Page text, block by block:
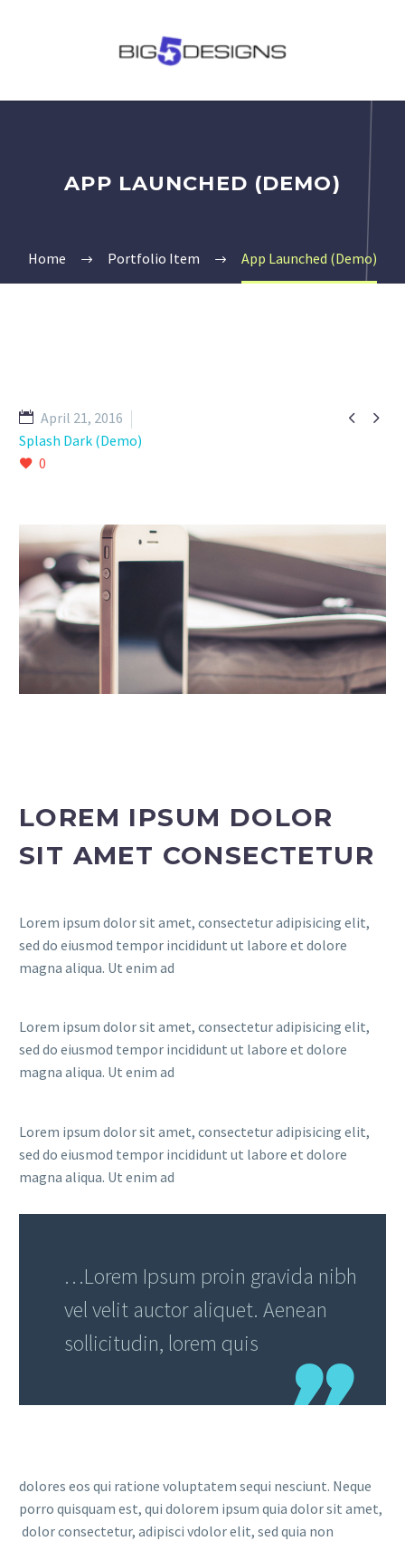
APP LAUNCHED (DEMO)
Home Portfolio Item App Launched (Demo)
 
April 21, 2016
Splash Dark (Demo)
0
LOREM IPSUM DOLOR
SIT AMET CONSECTETUR
Lorem ipsum dolor sit amet, consectetur adipisicing elit,
sed do eiusmod tempor incididunt ut labore et dolore
magna aliqua. Ut enim ad
Lorem ipsum dolor sit amet, consectetur adipisicing elit,
sed do eiusmod tempor incididunt ut labore et dolore
magna aliqua. Ut enim ad
Lorem ipsum dolor sit amet, consectetur adipisicing elit,
sed do eiusmod tempor incididunt ut labore et dolore
magna aliqua. Ut enim ad
…Lorem Ipsum proin gravida nibh
vel velit auctor aliquet. Aenean
sollicitudin, lorem quis
dolores eos qui ratione voluptatem sequi nesciunt. Neque
porro quisquam est, qui dolorem ipsum quia dolor sit amet,
dolor consectetur, adipisci vdolor elit, sed quia non